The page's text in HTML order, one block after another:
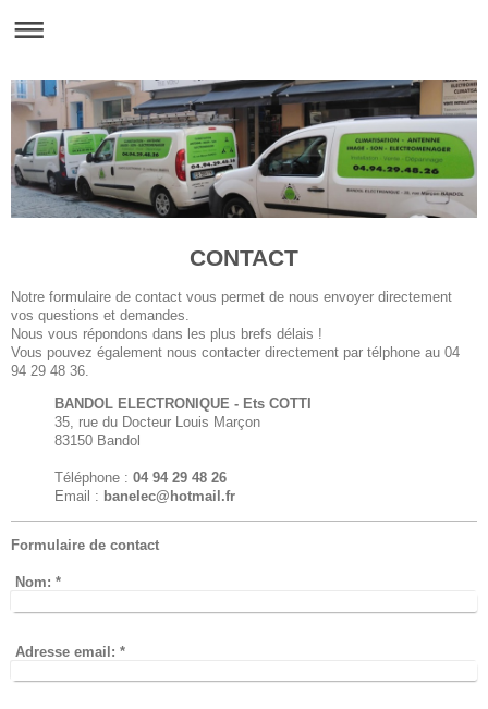
CONTACT
Notre formulaire de contact vous permet de nous envoyer directement
vos questions et demandes.
Nous vous répondons dans les plus brefs délais !
Vous pouvez également nous contacter directement par télphone au 04
94 29 48 36.
BANDOL ELECTRONIQUE - Ets COTTI
35, rue du Docteur Louis Marçon
83150 Bandol
Téléphone : 04 94 29 48 26
Email : banelec@hotmail.fr
Formulaire de contact
Nom: *
Adresse email: *